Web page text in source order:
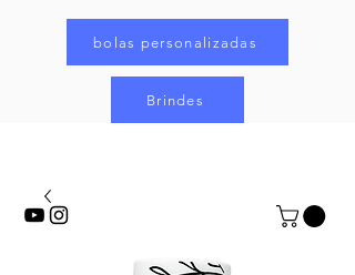
bolas personalizadas
Brindes